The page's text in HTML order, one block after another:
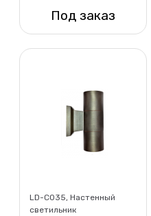
Под заказ
Нет в наличии
LD-C035, Настенный
светильник